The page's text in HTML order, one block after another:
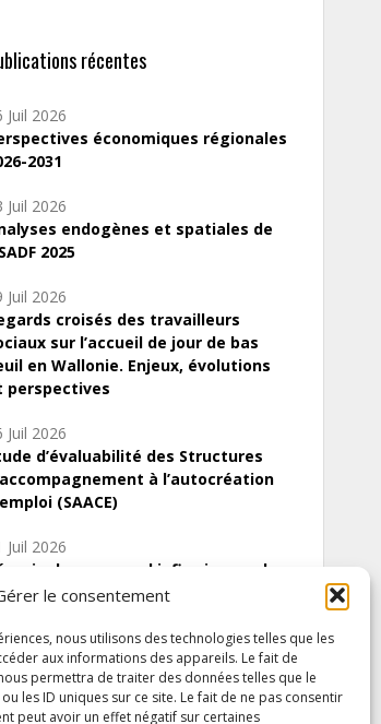
le consentement
nous utilisons des technologies telles que les
aux informations des appareils. Le fait de
permettra de traiter des données telles que le
les ID uniques sur ce site. Le fait de ne pas consentir
peut avoir un effet négatif sur certaines
récentes
Juil 2026
économiques régionales
2031
Juil 2026
endogènes et spatiales de
2025
Juil 2026
croisés des travailleurs
sur l’accueil de jour de bas
en Wallonie. Enjeux, évolutions
perspectives
Juil 2026
d’évaluabilité des Structures
à l’autocréation
(SAACE)
Juil 2026
du personnel infirmier :quels
d’offre de soins pour
Inscrivez-vous à notre newsletter